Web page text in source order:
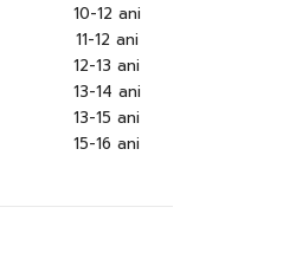
10-12 ani
11-12 ani
12-13 ani
13-14 ani
13-15 ani
15-16 ani